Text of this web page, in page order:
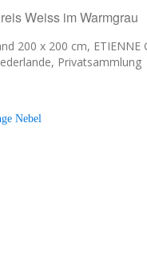
Weiss im Warmgrau
200 x 200 cm, ETIENNE
Privatsammlung